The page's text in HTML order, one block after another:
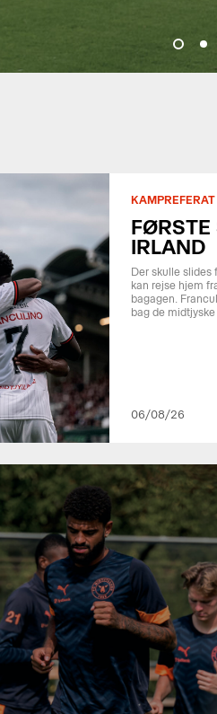
KAMPREFERAT
FØRSTE
IRLAND
Der skulle slides
kan rejse hjem
bagagen.
bag de
06/08/26